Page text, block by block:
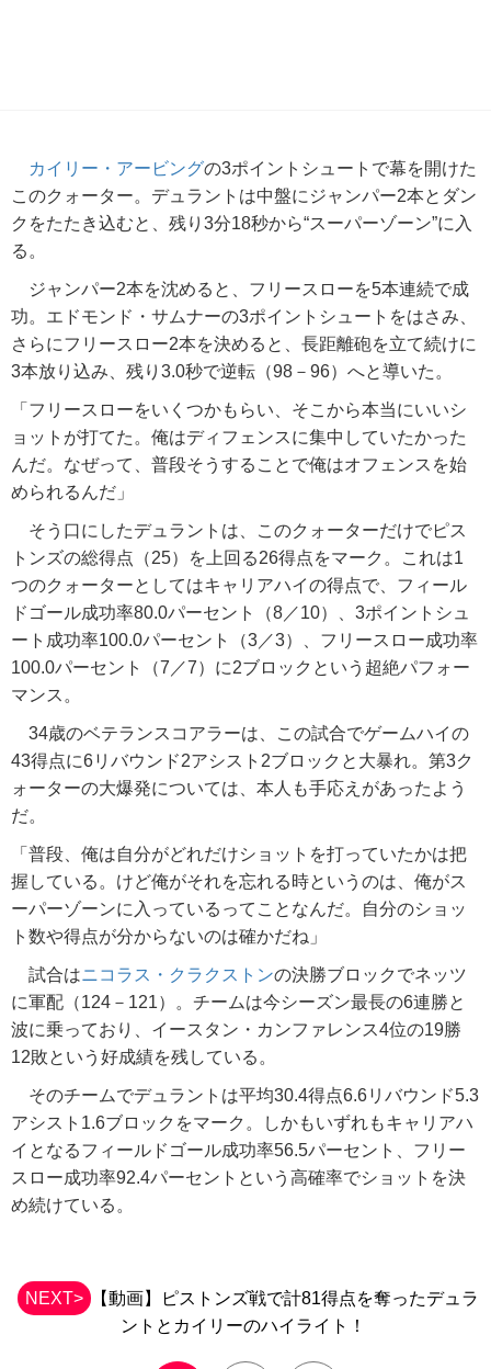
カイリー・アービングの3ポイントシュートで幕を開けた
このクォーター。デュラントは中盤にジャンパー2本とダン
クをたたき込むと、残り3分18秒から“スーパーゾーン”に入
る。
ジャンパー2本を沈めると、フリースローを5本連続で成
功。エドモンド・サムナーの3ポイントシュートをはさみ、
さらにフリースロー2本を決めると、長距離砲を立て続けに
3本放り込み、残り3.0秒で逆転（98－96）へと導いた。
「フリースローをいくつかもらい、そこから本当にいいシ
ョットが打てた。俺はディフェンスに集中していたかった
んだ。なぜって、普段そうすることで俺はオフェンスを始
められるんだ」
そう口にしたデュラントは、このクォーターだけでピス
トンズの総得点（25）を上回る26得点をマーク。これは1
つのクォーターとしてはキャリアハイの得点で、フィール
ドゴール成功率80.0パーセント（8／10）、3ポイントシュ
ート成功率100.0パーセント（3／3）、フリースロー成功率
100.0パーセント（7／7）に2ブロックという超絶パフォー
マンス。
34歳のベテランスコアラーは、この試合でゲームハイの
43得点に6リバウンド2アシスト2ブロックと大暴れ。第3ク
ォーターの大爆発については、本人も手応えがあったよう
だ。
「普段、俺は自分がどれだけショットを打っていたかは把
握している。けど俺がそれを忘れる時というのは、俺がス
ーパーゾーンに入っているってことなんだ。自分のショッ
ト数や得点が分からないのは確かだね」
試合はニコラス・クラクストンの決勝ブロックでネッツ
に軍配（124－121）。チームは今シーズン最長の6連勝と
波に乗っており、イースタン・カンファレンス4位の19勝
12敗という好成績を残している。
そのチームでデュラントは平均30.4得点6.6リバウンド5.3
アシスト1.6ブロックをマーク。しかもいずれもキャリアハ
イとなるフィールドゴール成功率56.5パーセント、フリー
スロー成功率92.4パーセントという高確率でショットを決
め続けている。
NEXT>
【動画】ピストンズ戦で計81得点を奪ったデュラ
ントとカイリーのハイライト！